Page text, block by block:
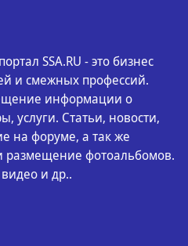
SSA.RU - это бизнес
и смежных профессий.
информации о
услуги. Статьи, новости,
на форуме, а так же
размещение фотоальбомов.
и др..